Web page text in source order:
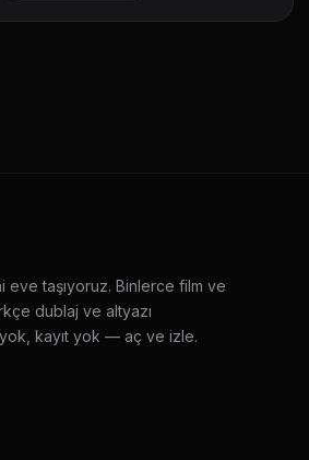
eve taşıyoruz. Binlerce film ve
dublaj ve altyazı
kayıt yok — aç ve izle.